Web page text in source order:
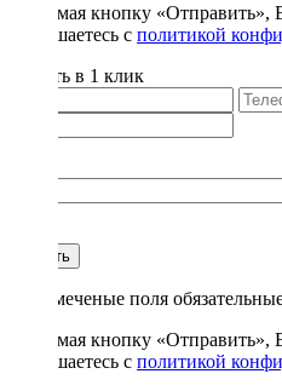
Нажимая кнопку «Отправить»,
соглашаетесь с политикой
Купить в 1 клик
Купить
* - отмеченые поля
Нажимая кнопку «Отправить»,
соглашаетесь с политикой